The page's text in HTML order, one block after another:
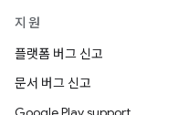
지원
플랫폼 버그 신고
문서 버그 신고